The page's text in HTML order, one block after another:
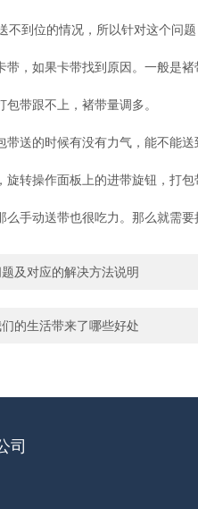
到位的情况，所以针对这个问题
如果卡带找到原因。一般是褚
带跟不上，褚带量调多。
的时候有没有力气，能不能送
操作面板上的进带旋钮，打包
动送带也很吃力。那么就需要
及对应的解决方法说明
的生活带来了哪些好处
司